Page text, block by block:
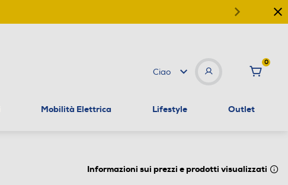
Ciao
0
Mobilità Elettrica Lifestyle Outlet
Informazioni sui prezzi e prodotti visualizzati